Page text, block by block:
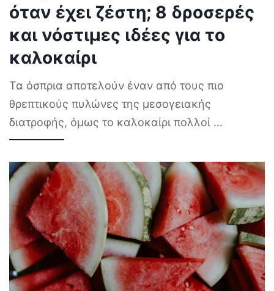
όταν έχει ζέστη; 8 δροσερές
και νόστιμες ιδέες για το
καλοκαίρι
Τα όσπρια αποτελούν έναν από τους πιο
θρεπτικούς πυλώνες της μεσογειακής
διατροφής, όμως το καλοκαίρι πολλοί ...